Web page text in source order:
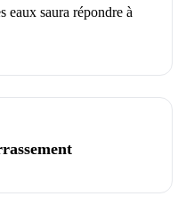
eaux saura répondre à